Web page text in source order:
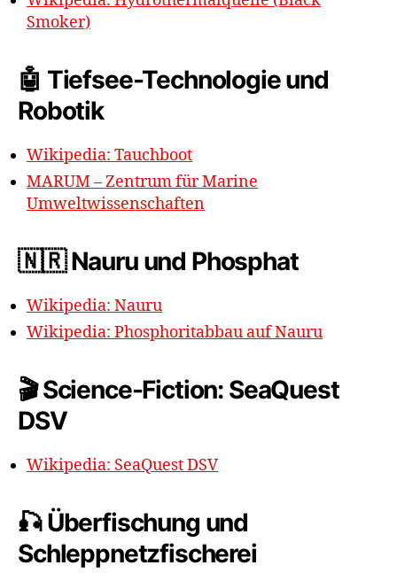
Smoker)
🤖 Tiefsee-Technologie und
Robotik
Wikipedia: Tauchboot
MARUM – Zentrum für Marine
Umweltwissenschaften
🇳🇷 Nauru und Phosphat
Wikipedia: Nauru
Wikipedia: Phosphoritabbau auf Nauru
🎬 Science-Fiction: SeaQuest
DSV
Wikipedia: SeaQuest DSV
🎣 Überfischung und
Schleppnetzfischerei